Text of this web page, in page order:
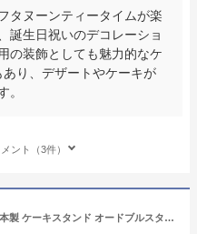
タヌーンティータイムが楽
誕生日祝いのデコレーショ
の装飾としても魅力的なケ
り、デザートやケーキが
。
ント（3件）
アフタヌーンティースタンド 日本製 ケーキスタンド オードブルスタンド 皿可動 皿付き 3段 白 ホワイト インテリア おしゃれ シルバー パーティー ヌン活 お茶会 飲み会 推し活 KR301-35C